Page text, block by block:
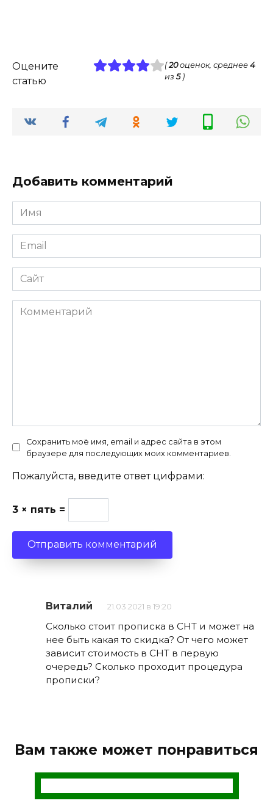
Оцените
статью
(20оценок, среднее 4
из 5)
Добавить комментарий
Имя
*
Email
*
Сайт
Комментарий
Сохранить моё имя, email и адрес сайта в этом
браузере для последующих моих комментариев.
Пожалуйста, введите ответ цифрами:
3 × пять =
Виталий 21.03.2021 в 19:20
Сколько стоит прописка в СНТ и может на
нее быть какая то скидка? От чего может
зависит стоимость в СНТ в первую
очередь? Сколько проходит процедура
прописки?
Вам также может понравиться